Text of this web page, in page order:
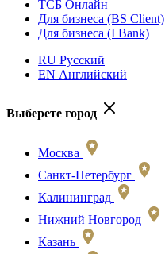
ТСБ Онлайн
Для бизнеса (BS Client)
Для бизнеса (I Bank)
RU Русский
EN Английский
Выберете город
Москва
Санкт-Петербург
Калининград
Нижний Новгород
Казань